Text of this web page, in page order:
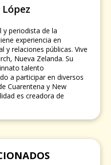
y periodista de la
experiencia en
y relaciones públicas. Vive
Nueva Zelanda. Su
talento
a participar en diversos
Cuarentena y New
es creadora de